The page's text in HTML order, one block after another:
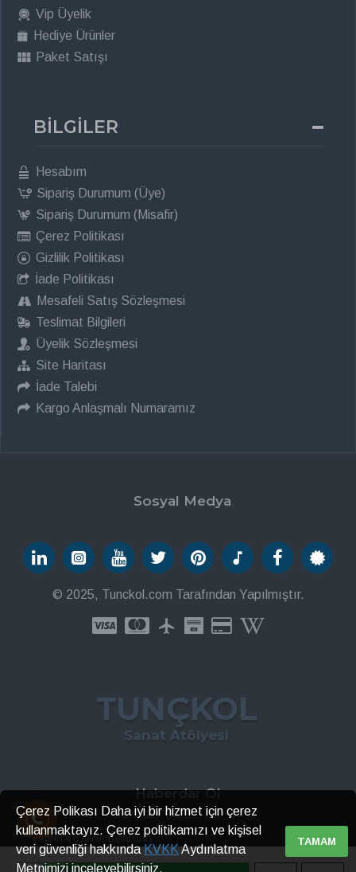
Vip Üyelik
Hediye Ürünler
Paket Satışı
BİLGİLER
Hesabım
Sipariş Durumum (Üye)
Sipariş Durumum (Misafir)
Çerez Politikası
Gizlilik Politikası
İade Politikası
Mesafeli Satış Sözleşmesi
Teslimat Bilgileri
Üyelik Sözleşmesi
Site Haritası
İade Talebi
Kargo Anlaşmalı Numaramız
Sosyal Medya
© 2025, Tunckol.com Tarafından Yapılmıştır.
TUNÇKOL
Sanat Atölyesi
Haberdar Ol
İndirin ve Avantajlardan TAMAM
Çerez Polikası Daha iyi bir hizmet için çerez
kullanmaktayız. Çerez politikamızı ve kişisel
veri güvenliği hakkındaKVKKAydınlatma
Metnimizi inceleyebilirsiniz.